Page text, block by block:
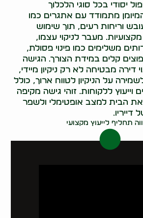
יסודי בכל סוגי הלכלוך
מתמודד עם אתגרים כמו
וריחות רעים, תוך שימוש
מעבר לניקוי עצמו,
משלימים כמו פינוי פסולת,
קלים במידת הצורך. הגישה
דירה מבטיחה לא רק ניקיון מיידי,
על הניקיון לטווח ארוך, כולל
וייעוץ ללקוחות. זוהי גישה מקיפה
הבית למצב אופטימלי ולשפר
דייריו.
תחליף לייעוץ מקצועי